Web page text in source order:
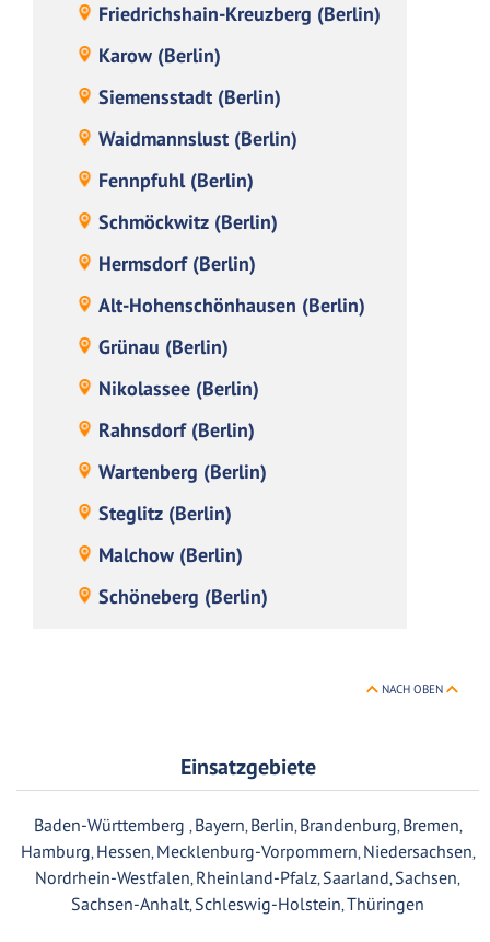
Friedrichshain-Kreuzberg (Berlin)
Karow (Berlin)
Siemensstadt (Berlin)
Waidmannslust (Berlin)
Fennpfuhl (Berlin)
Schmöckwitz (Berlin)
Hermsdorf (Berlin)
Alt-Hohenschönhausen (Berlin)
Grünau (Berlin)
Nikolassee (Berlin)
Rahnsdorf (Berlin)
Wartenberg (Berlin)
Steglitz (Berlin)
Malchow (Berlin)
Schöneberg (Berlin)
NACH OBEN
Einsatzgebiete
Baden-Württemberg ,Bayern,Berlin,Brandenburg,Bremen,
Hamburg,Hessen,Mecklenburg-Vorpommern,Niedersachsen,
Nordrhein-Westfalen,Rheinland-Pfalz,Saarland,Sachsen,
Sachsen-Anhalt,Schleswig-Holstein,Thüringen